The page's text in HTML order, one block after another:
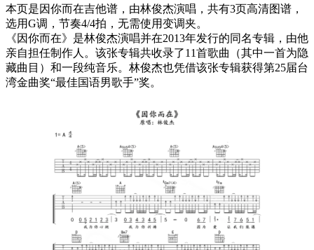
本页是因你而在吉他谱，由林俊杰演唱，共有3页高清图谱，
选用G调，节奏4/4拍，无需使用变调夹。
《因你而在》是林俊杰演唱并在2013年发行的同名专辑，由他
亲自担任制作人。该张专辑共收录了11首歌曲（其中一首为隐
藏曲目）和一段纯音乐。林俊杰也凭借该张专辑获得第25届台
湾金曲奖“最佳国语男歌手”奖。